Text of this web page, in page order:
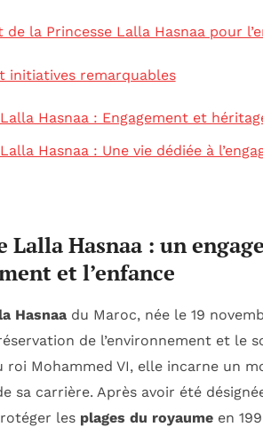
de la Princesse Lalla Hasnaa pour
initiatives remarquables
Hasnaa : Engagement et
Hasnaa : Une vie dédiée à
Lalla Hasnaa : un
et l’enfance
Hasnaa du Maroc, née le 19
de l’environnement et le
Mohammed VI, elle incarne un
sa carrière. Après avoir été
les plages du royaume en